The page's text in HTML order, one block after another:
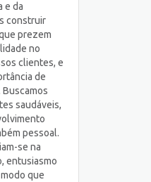
e da
construir
prezem
no
clientes, e
de
saudáveis,
pessoal.
se na
entusiasmo
que